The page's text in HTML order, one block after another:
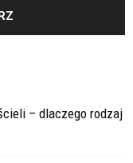
– dlaczego rodzaj